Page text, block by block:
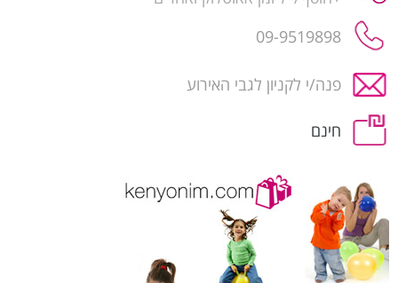
09-9519898
פנה/י לקניון לגבי האירוע
חינם